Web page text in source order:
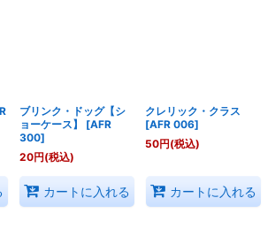
ブリンク・ドッグ【シ
ョーケース】
[AFR
300]
20円(税込)
カートに入れる
クレリック・クラス
[AFR 006]
50円(税込)
カートに入れる